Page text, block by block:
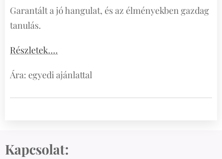
Garantált a jó hangulat, és az élményekben gazdag
tanulás.
Részletek....
Ára: egyedi ajánlattal
Kapcsolat: